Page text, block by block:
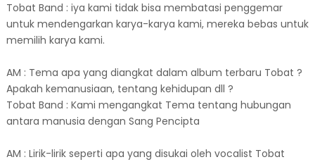
Tobat Band : iya kami tidak bisa membatasi penggemar
untuk mendengarkan karya-karya kami, mereka bebas untuk
memilih karya kami.
AM : Tema apa yang diangkat dalam album terbaru Tobat ?
Apakah kemanusiaan, tentang kehidupan dll ?
Tobat Band : Kami mengangkat Tema tentang hubungan
antara manusia dengan Sang Pencipta
AM : Lirik-lirik seperti apa yang disukai oleh vocalist Tobat